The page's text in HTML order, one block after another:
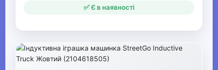
✅ Є в наявності